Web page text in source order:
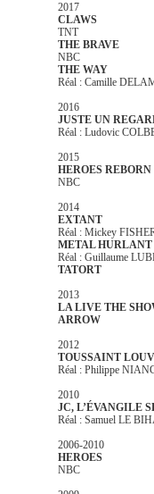
2017
CLAWS
TNT
THE BRAVE
NBC
THE WAY
Réal : Camille
2016
JUSTE UN
Réal : Ludovic
2015
HEROES REBORN
NBC
2014
EXTANT
Réal : Mickey
METAL
Réal : Guillaume
TATORT
2013
LA LIVE THE
ARROW
2012
TOUSSAINT
Réal : Philippe
2010
JC, L’ÉVANGILE
Réal : Samuel LE
2006-2010
HEROES
NBC